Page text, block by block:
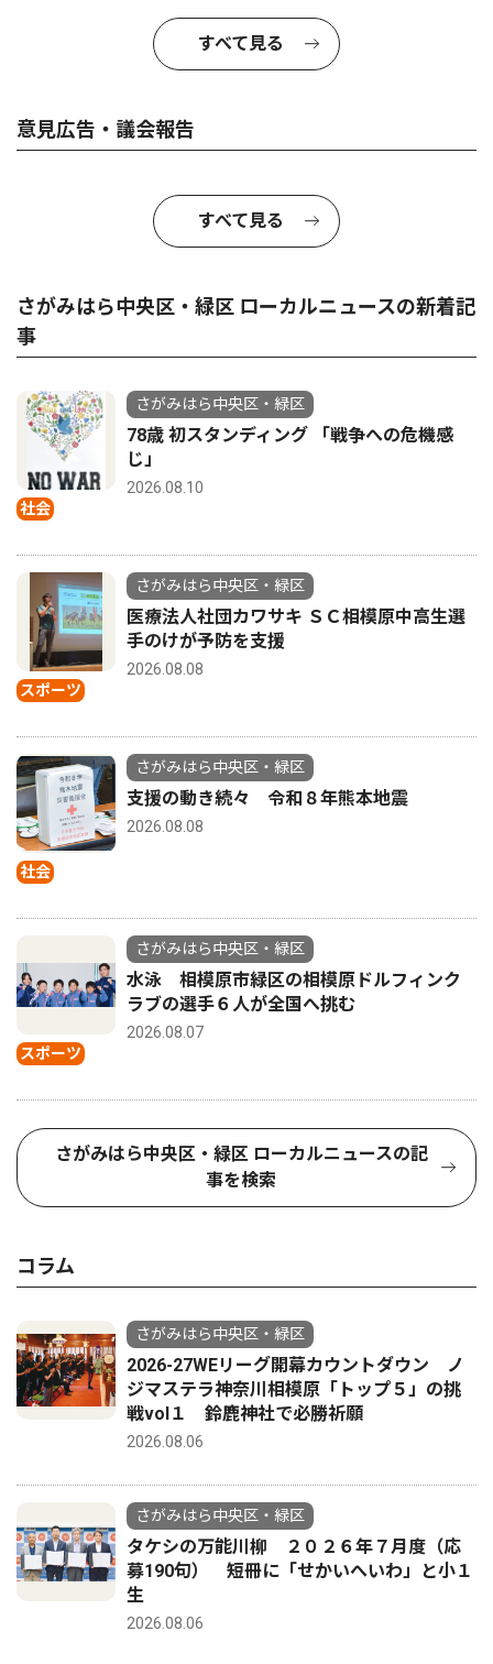
すべて見る
意見広告・議会報告
すべて見る
さがみはら中央区・緑区 ローカルニュースの新着記
事
社会
さがみはら中央区・緑区
78歳 初スタンディング 「戦争への危機感
じ」
2026.08.10
スポーツ
さがみはら中央区・緑区
医療法人社団カワサキ ＳＣ相模原中高生選
手のけが予防を支援
2026.08.08
社会
さがみはら中央区・緑区
支援の動き続々 令和８年熊本地震
2026.08.08
スポーツ
さがみはら中央区・緑区
水泳 相模原市緑区の相模原ドルフィンク
ラブの選手６人が全国へ挑む
2026.08.07
さがみはら中央区・緑区 ローカルニュースの記
事を検索
コラム
さがみはら中央区・緑区
2026-27WEリーグ開幕カウントダウン ノ
ジマステラ神奈川相模原「トップ５」の挑
戦vol１ 鈴鹿神社で必勝祈願
2026.08.06
さがみはら中央区・緑区
タケシの万能川柳 ２０２６年７月度（応
募190句） 短冊に「せかいへいわ」と小１
生
2026.08.06